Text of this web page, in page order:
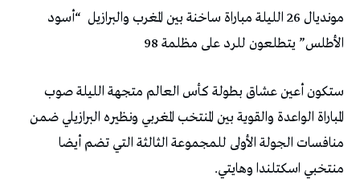
مونديال 26 الليلة مباراة ساخنة بين المغرب والبرازيل “أسود
الأطلس” يتطلعون للرد على مظلمة 98
ستكون أعين عشاق بطولة كأس العالم متجهة الليلة صوب
المباراة الواعدة والقوية بين المنتخب المغربي ونظيره البرازيلي ضمن
منافسات الجولة الأولى للمجموعة الثالثة التي تضم أيضا
منتخبي اسكتلندا وهايتي.